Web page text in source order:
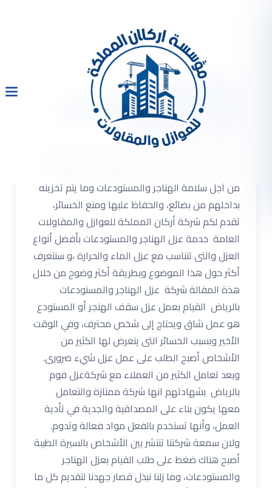
شركة عزل هناجر
ومستودعات بالرياض عزل
مائى عزل حرارى
شركة عزل هناجر ومستودعات بالرياض عزل مائى عزل
من أجل سلامة الهناجر والمستودعات وما يتم تخزينه
بداخلهم من بضائع، والحفاظ عليها ومنع الخسائر،
تقدم لكم شركة أركان المملكة للعوازل والمقاولات
العامة خدمة عزل الهناجر والمستودعات بأفضل أنواع
العزل والتى تتناسب مع عزل الماء والحرارة ،و سنتعرف
أكثر حول هذا الموضوع وبطريقة أكثر وضوح من خلال
هذة المقالة شركة عزل الهناجر والمستودعات
بالرياض القيام بعمل عزل سقف الهنجر أو المستودع
هو عمل شاق ويحتاج إلى شخص محترف، وفي الوقت
الأخير وبسبب الخسائر التى يتعرض لها الكثير من
الأشخاص أصبح الطلب على عمل عزل شيء ضرورى.
وبعد تعامل الكثير من العملاء مع شركةعزل فوم
بالرياض بشهادتهم انها شركة ممتازة والتعامل
معها يكون بناء على المصداقية والجدية في تأدية
العمل، وأنها تستخدم بالفعل مواد فعالة وتدوم.
ولان سمعة شركتنا تنتشر بين الأشخاص بالسيرة الطيبة
أصبح هناك ضغط على طلب القيام بعزل الهناجر
والمستودعات، وما زلنا نبذل قصار جهدنا لتقديم كل ما